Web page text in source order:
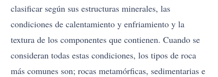
clasificar según sus estructuras minerales, las
condiciones de calentamiento y enfriamiento y la
textura de los componentes que contienen. Cuando se
consideran todas estas condiciones, los tipos de roca
más comunes son; rocas metamórficas, sedimentarias e